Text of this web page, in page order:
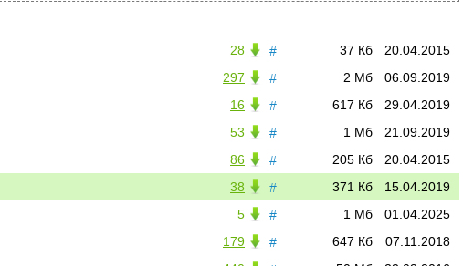
# 20.04.2015
37 Кб
28
#
06.09.2019
2 Мб
297
#
29.04.2019
617 Кб
16
#
21.09.2019
1 Мб
53
#
20.04.2015
205 Кб
86
#
15.04.2019
371 Кб
38
#
01.04.2025
1 Мб
5
#
07.11.2018
647 Кб
179